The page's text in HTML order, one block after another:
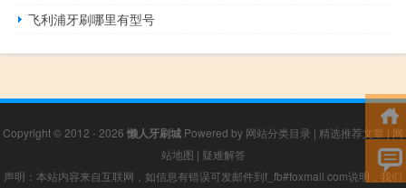
飞利浦牙刷哪里有型号
Copyright © 2012 - 2026 懒人牙刷城 Powered by 网站分类目录 | 精选推荐文章 | 网
站地图 | 疑难解答
声明：本站内容来自互联网，如信息有错误可发邮件到f_fb#foxmail.com说明，我们